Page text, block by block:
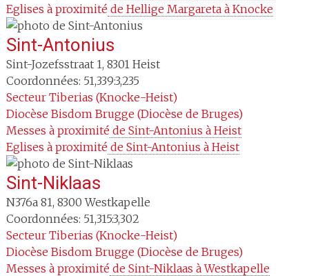
Eglises à proximité de Hellige Margareta à Knocke
Sint-Antonius
Sint-Jozefsstraat 1, 8301 Heist
Coordonnées: 51,339:3,235
Secteur Tiberias (Knocke-Heist)
Diocèse Bisdom Brugge (Diocèse de Bruges)
Messes à proximité de Sint-Antonius à Heist
Eglises à proximité de Sint-Antonius à Heist
Sint-Niklaas
N376a 81, 8300 Westkapelle
Coordonnées: 51,315:3,302
Secteur Tiberias (Knocke-Heist)
Diocèse Bisdom Brugge (Diocèse de Bruges)
Messes à proximité de Sint-Niklaas à Westkapelle